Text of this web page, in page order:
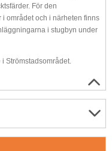
För den
området och i närheten finns
i stugbyn under
Strömstadsområdet.